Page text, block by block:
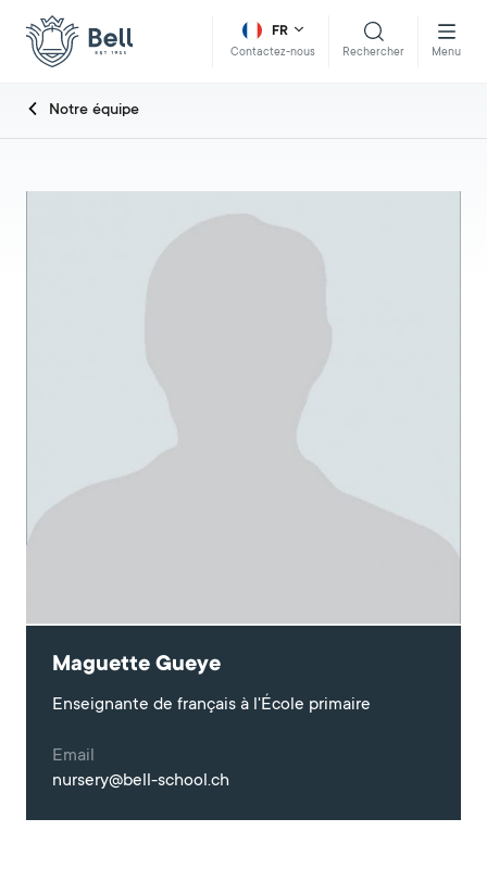
FR
Contactez-nous Rechercher Menu
Notre équipe
Maguette Gueye
Enseignante de français à l'École primaire
Email
nursery@bell-school.ch